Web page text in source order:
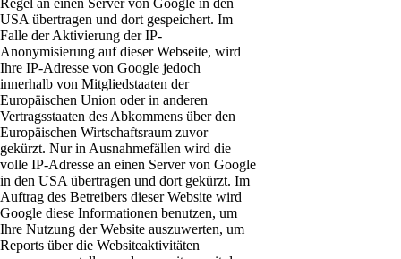
USA übertragen und dort gespeichert. Im
Falle der Aktivierung der IP-
Anonymisierung auf dieser Webseite, wird
Ihre IP-Adresse von Google jedoch
innerhalb von Mitgliedstaaten der
Europäischen Union oder in anderen
Vertragsstaaten des Abkommens über den
Europäischen Wirtschaftsraum zuvor
gekürzt. Nur in Ausnahmefällen wird die
volle IP-Adresse an einen Server von Google
in den USA übertragen und dort gekürzt. Im
Auftrag des Betreibers dieser Website wird
Google diese Informationen benutzen, um
Ihre Nutzung der Website auszuwerten, um
Reports über die Websiteaktivitäten